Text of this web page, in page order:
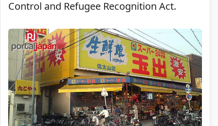
Control and Refugee Recognition Act.